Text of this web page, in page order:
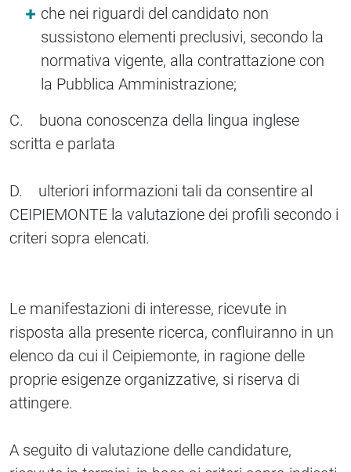
che nei riguardi del candidato non
sussistono elementi preclusivi, secondo la
normativa vigente, alla contrattazione con
la Pubblica Amministrazione;
C. buona conoscenza della lingua inglese
scritta e parlata
D. ulteriori informazioni tali da consentire al
CEIPIEMONTE la valutazione dei profili secondo i
criteri sopra elencati.
Le manifestazioni di interesse, ricevute in
risposta alla presente ricerca, confluiranno in un
elenco da cui il Ceipiemonte, in ragione delle
proprie esigenze organizzative, si riserva di
attingere.
A seguito di valutazione delle candidature,